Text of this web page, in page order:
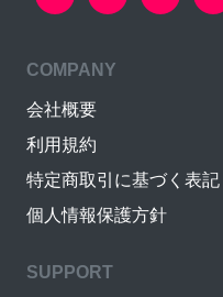
COMPANY
会社概要
利用規約
特定商取引に基づく表記
個人情報保護方針
SUPPORT